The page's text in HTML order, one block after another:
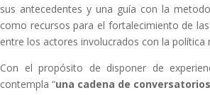
sus antecedentes y una guía con la
como recursos para el fortalecimiento de
entre los actores involucrados con la política
Con el propósito de disponer de
contempla “una cadena de